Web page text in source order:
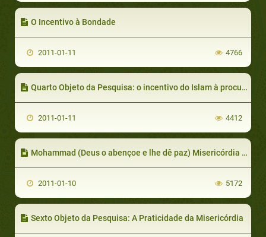
O Incentivo à Bondade
2011-01-11 4766
Quarto Objeto da Pesquisa: o incentivo do Islam à procura do conhecimento
2011-01-11 4412
Mohammad (Deus o abençoe e lhe dê paz) Misericórdia Para A Humanidade na Literatura Ocidental
2011-01-10 5172
Sexto Objeto da Pesquisa: A Praticidade da Misericórdia